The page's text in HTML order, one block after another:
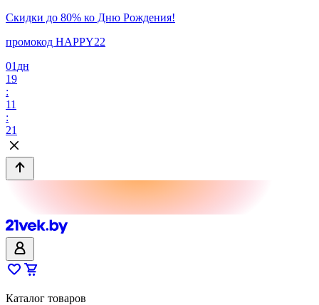
Скидки до 80% ко Дню Рождения!
промокод HAPPY22
01 дн
19
:
11
:
21
Каталог товаров